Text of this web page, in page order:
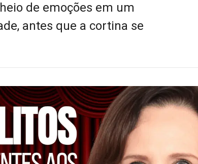
de emoções em um
antes que a cortina se